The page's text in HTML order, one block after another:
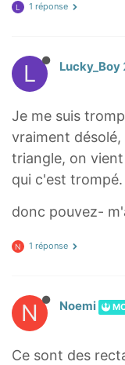
L 1 réponse
L Lucky_Boy
Je me suis
vraiment
triangle, on
qui c'est trompé.
donc pouvez-
N 1 réponse
N Noemi
Ce sont des